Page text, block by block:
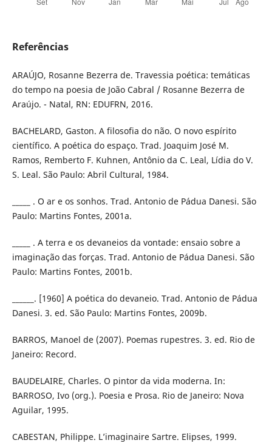
Referências
ARAÚJO, Rosanne Bezerra de. Travessia poética: temáticas
do tempo na poesia de João Cabral / Rosanne Bezerra de
Araújo. - Natal, RN: EDUFRN, 2016.
BACHELARD, Gaston. A filosofia do não. O novo espírito
científico. A poética do espaço. Trad. Joaquim José M.
Ramos, Remberto F. Kuhnen, Antônio da C. Leal, Lídia do V.
S. Leal. São Paulo: Abril Cultural, 1984.
_____ . O ar e os sonhos. Trad. Antonio de Pádua Danesi. São
Paulo: Martins Fontes, 2001a.
_____ . A terra e os devaneios da vontade: ensaio sobre a
imaginação das forças. Trad. Antonio de Pádua Danesi. São
Paulo: Martins Fontes, 2001b.
______. [1960] A poética do devaneio. Trad. Antonio de Pádua
Danesi. 3. ed. São Paulo: Martins Fontes, 2009b.
BARROS, Manoel de (2007). Poemas rupestres. 3. ed. Rio de
Janeiro: Record.
BAUDELAIRE, Charles. O pintor da vida moderna. In:
BARROSO, Ivo (org.). Poesia e Prosa. Rio de Janeiro: Nova
Aguilar, 1995.
CABESTAN, Philippe. L’imaginaire Sartre. Elipses, 1999.